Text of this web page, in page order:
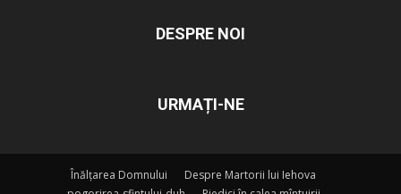
DESPRE NOI
URMAȚI-NE
Înălțarea Domnului
Despre Martorii lui Iehova